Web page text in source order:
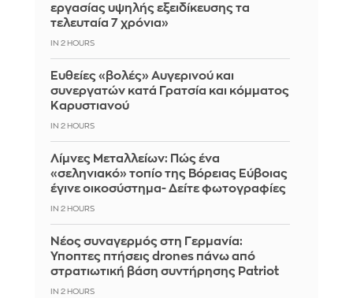
εργασίας υψηλής εξειδίκευσης τα
τελευταία 7 χρόνια»
IN 2 HOURS
Ευθείες «βολές» Αυγερινού και
συνεργατών κατά Γρατσία και κόμματος
Καρυστιανού
IN 2 HOURS
Λίμνες Μεταλλείων: Πώς ένα
«σεληνιακό» τοπίο της Βόρειας Εύβοιας
έγινε οικοσύστημα- Δείτε φωτογραφίες
IN 2 HOURS
Νέος συναγερμός στη Γερμανία:
Ύποπτες πτήσεις drones πάνω από
στρατιωτική βάση συντήρησης Patriot
IN 2 HOURS